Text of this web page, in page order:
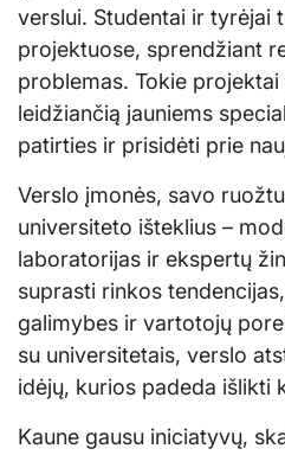
verslui. Studentai ir tyrėjai
projektuose, sprendžiant
problemas. Tokie
leidžiančią jauniems
patirties ir prisidėti prie
Verslo įmonės, savo
universiteto išteklius –
laboratorijas ir ekspertų
suprasti rinkos
galimybes ir vartotojų
su universitetais, verslo
idėjų, kurios padeda išlikti
Kaune gausu iniciatyvų,